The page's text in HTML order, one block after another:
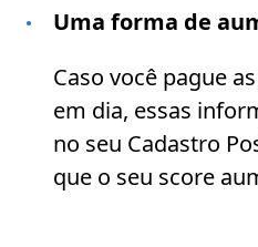
Uma forma de
Caso você pague
em dia, essas
no seu Cadastro
que o seu score